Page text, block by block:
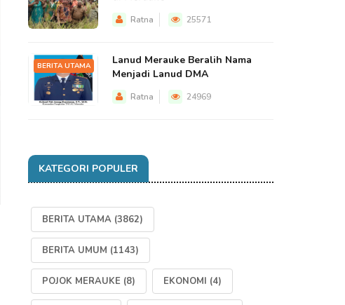
Ratna 25571
BERITA UTAMA
Lanud Merauke Beralih Nama
Menjadi Lanud DMA
Ratna 24969
KATEGORI POPULER
BERITA UTAMA (3862)
BERITA UMUM (1143)
POJOK MERAUKE (8) EKONOMI (4)